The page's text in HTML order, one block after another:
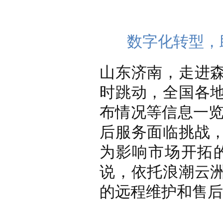
数字化转型
山东济南，走进
时跳动，全国各
布情况等信息一
后服务面临挑战
为影响市场开拓
说，依托浪潮云
的远程维护和售